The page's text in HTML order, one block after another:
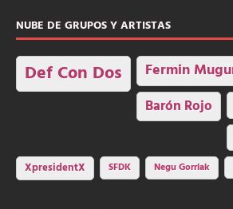
NUBE DE GRUPOS Y ARTISTAS
Def Con Dos Fermin
Barón Rojo
XpresidentX SFDK Negu Gorriak